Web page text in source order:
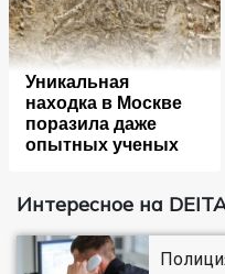
Уникальная
находка в Москве
поразила даже
опытных ученых
Интересное на